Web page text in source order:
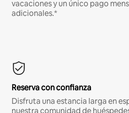
vacaciones y un único pago
adicionales.*
Reserva con confianza
Disfruta una estancia larga en
nuestra comunidad de